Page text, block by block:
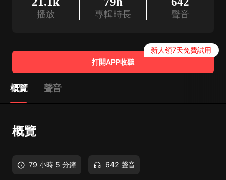
播放 專輯時長 聲音
打開APP收聽
新人領7天免費試用
概覽 聲音
概覽
79 小時 5 分鐘 642 聲音